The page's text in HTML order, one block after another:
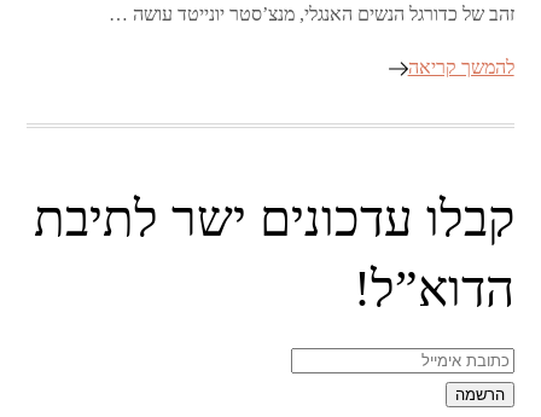
זהב של כדורגל הנשים האנגלי, מנצ’סטר יונייטד עושה …
להמשך קריאה
קבלו עדכונים ישר לתיבת
הדוא”ל!